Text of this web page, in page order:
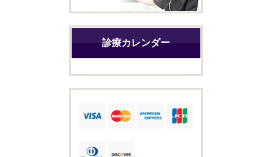
診療カレンダー